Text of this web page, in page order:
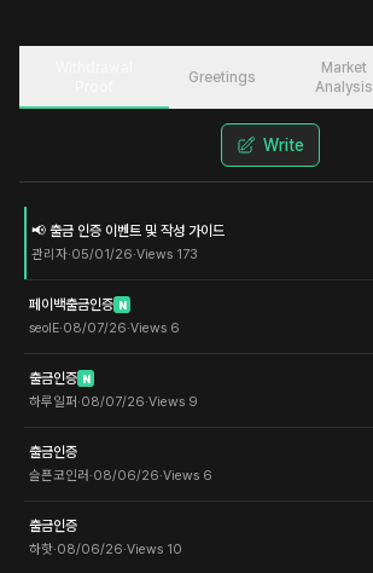
Greetings
Market
Analysis
Write
📢 출금 인증 이벤트 및 작성 가이드
관리자·05/01/26·Views 173
페이백출금인증 N
seolE·08/07/26·Views 6
출금인증 N
하루일퍼·08/07/26·Views 9
출금인증
슬픈코인러·08/06/26·Views 6
출금인증
하핫·08/06/26·Views 10